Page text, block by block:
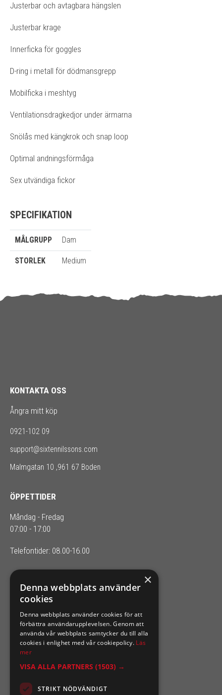
Justerbar och avtagbara hängslen
Justerbar krage
Innerficka för goggles
D-ring i metall för dödmansgrepp
Mobilficka i meshtyg
Ventilationsdragkedjor under ärmarna
Snölås med kängkrok och snap loop
Optimal andningsförmåga
Sex utvändiga fickor
SPECIFIKATION
MÅLGRUPP Dam
STORLEK Medium
KONTAKTA OSS
Ångra mitt köp
0921-102 09
support@sixtennilssons.com
Malmgatan 10 ,961 67 Boden
ÖPPETTIDER
Måndag - Fredag
07:00 - 17:00
Telefontider: 08.00-16.00
SIXTEN NILSSONS
Organisationsnummer 556164-2652
×
Denna webbplats använder
cookies
Denna webbplats använder cookies för att
förbättra användarupplevelsen. Genom att
använda vår webbplats samtycker du till alla
cookies i enlighet med vår cookiepolicy. Läs
mer
VISA ALLA PARTNERS (1503) →
STRIKT NÖDVÄNDIGT